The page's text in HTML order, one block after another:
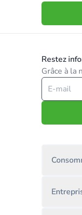
Restez
Grâce à la